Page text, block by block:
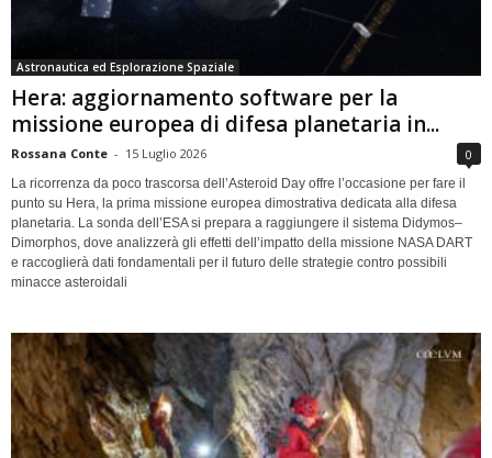
Astronautica ed Esplorazione Spaziale
Hera: aggiornamento software per la
missione europea di difesa planetaria in...
Rossana Conte - 15 Luglio 2026 0
La ricorrenza da poco trascorsa dell’Asteroid Day offre l’occasione per fare il
punto su Hera, la prima missione europea dimostrativa dedicata alla difesa
planetaria. La sonda dell’ESA si prepara a raggiungere il sistema Didymos–
Dimorphos, dove analizzerà gli effetti dell’impatto della missione NASA DART
e raccoglierà dati fondamentali per il futuro delle strategie contro possibili
minacce asteroidali